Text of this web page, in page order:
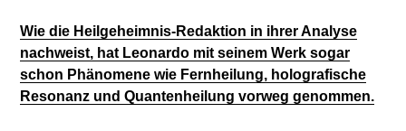
Wie die Heilgeheimnis-Redaktion in ihrer Analyse
nachweist, hat Leonardo mit seinem Werk sogar
schon Phänomene wie Fernheilung, holografische
Resonanz und Quantenheilung vorweg genommen.